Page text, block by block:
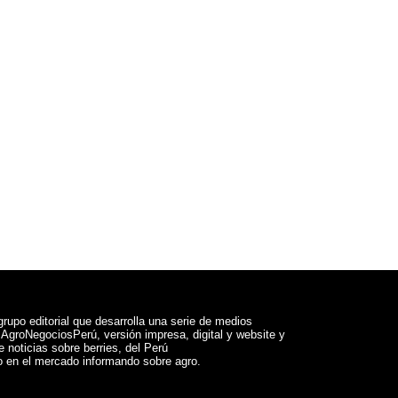
editorial que desarrolla una serie de medios
versión impresa, digital y website y
noticias sobre berries, del Perú
el mercado informando sobre agro.